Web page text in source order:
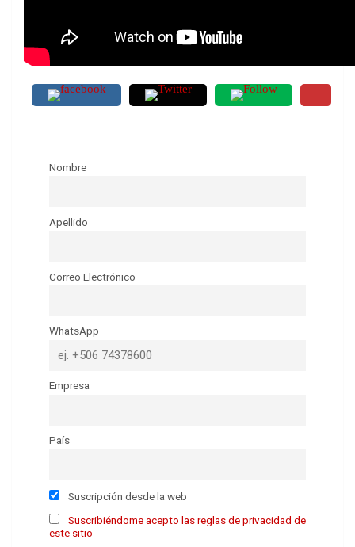
Nombre
Apellido
Correo Electrónico
WhatsApp
Empresa
País
Suscripción desde la web
Suscribiéndome acepto las reglas de privacidad de
este sitio